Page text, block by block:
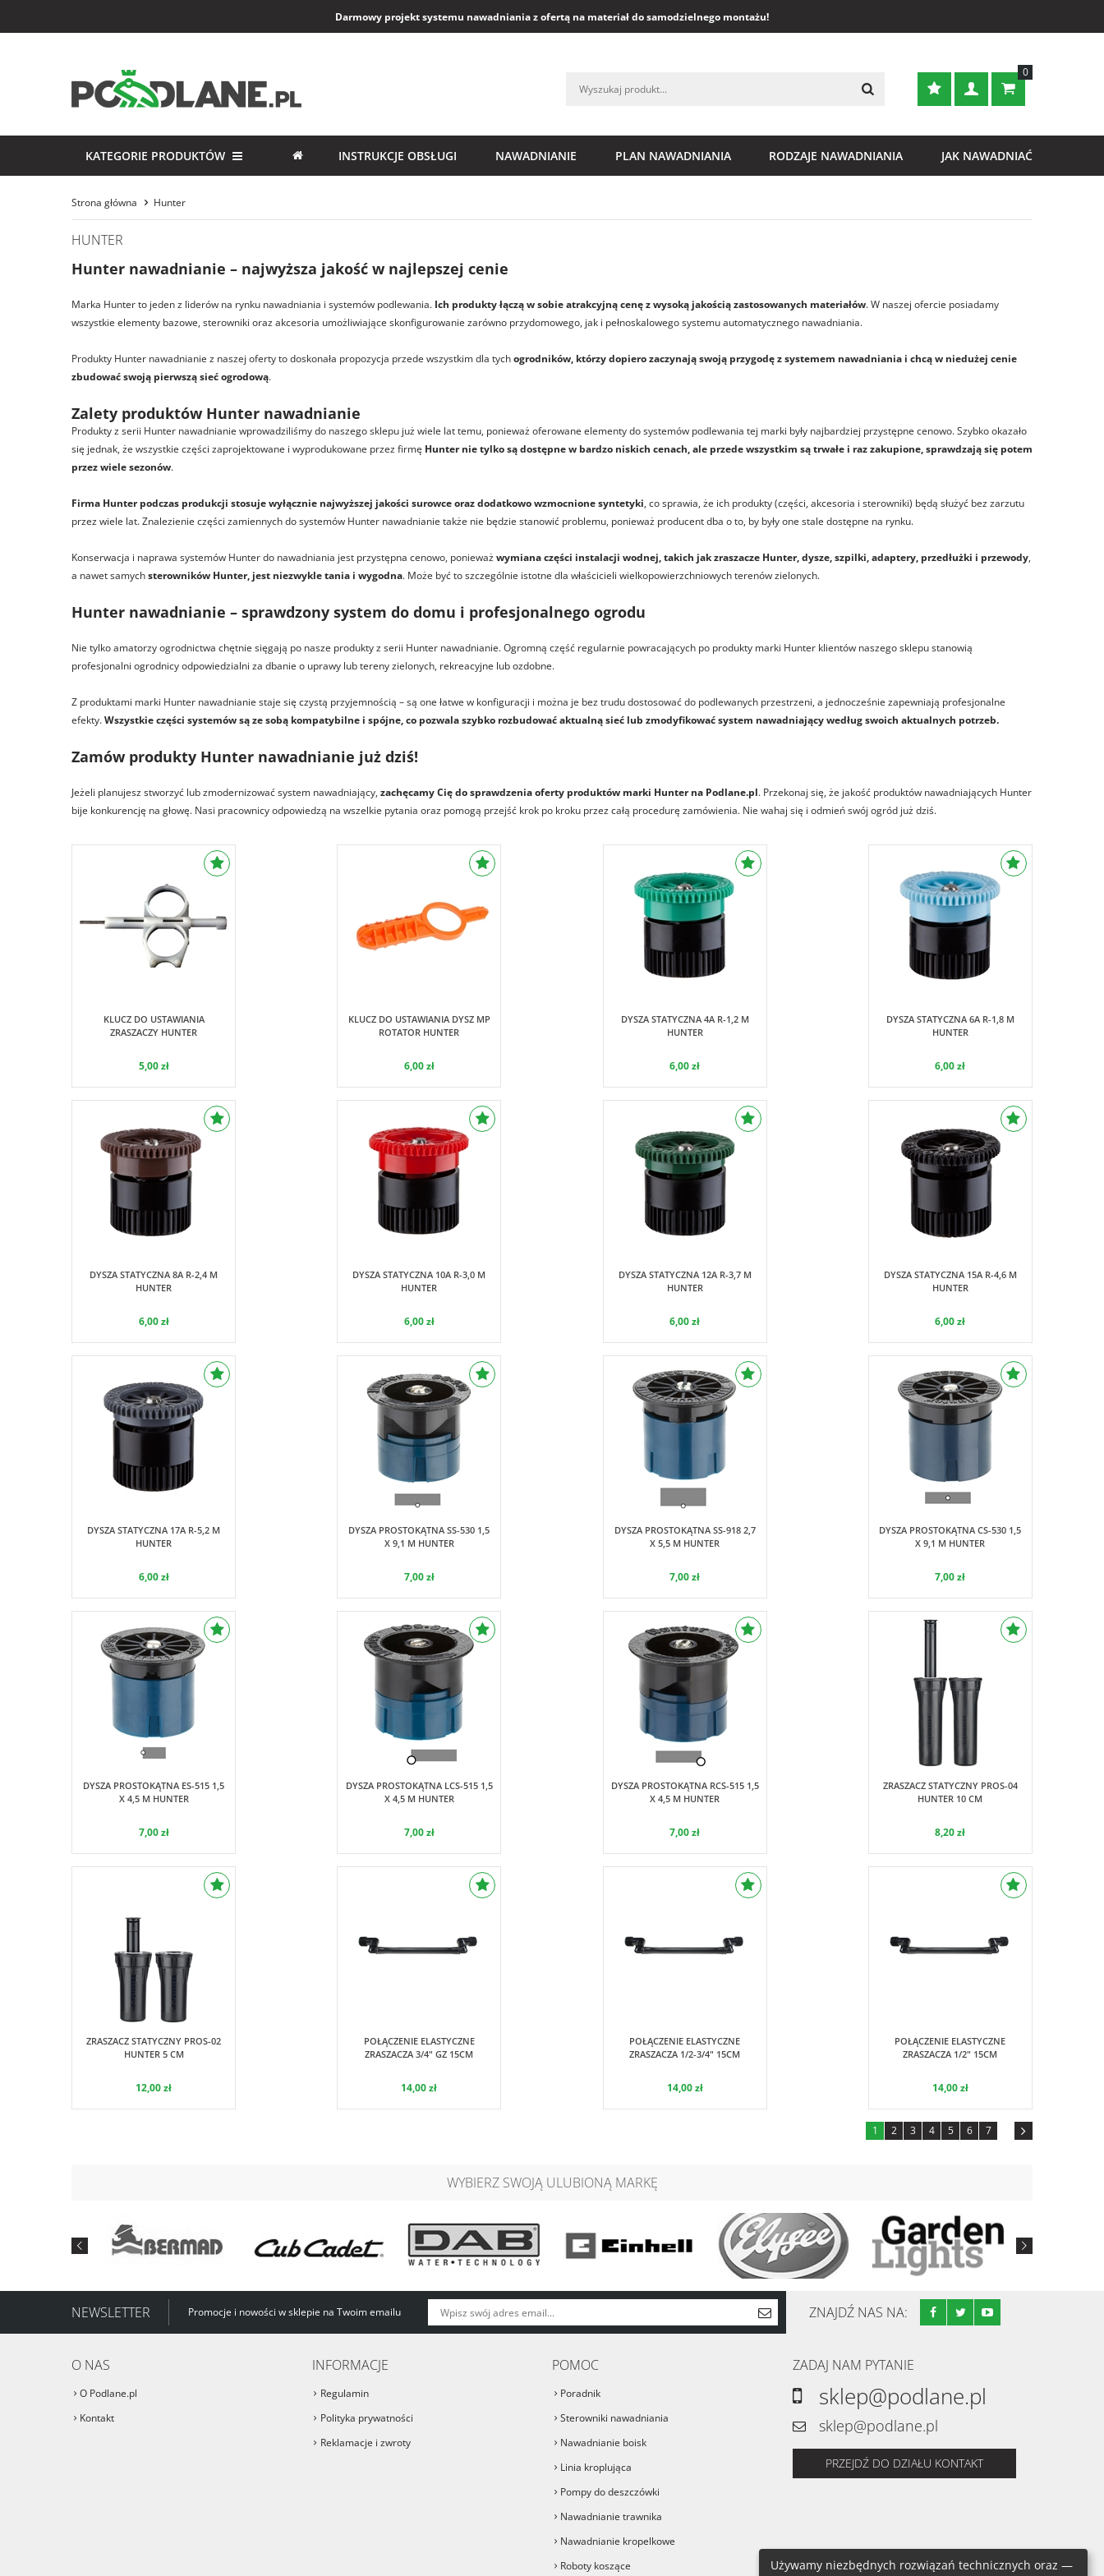
Darmowy projekt systemu nawadniania z ofertą na materiał do samodzielnego montażu!
0
KATEGORIE PRODUKTÓW INSTRUKCJE OBSŁUGI NAWADNIANIE PLAN NAWADNIANIA RODZAJE NAWADNIANIA JAK NAWADNIAĆ
Strona główna Hunter
HUNTER
Hunter nawadnianie – najwyższa jakość w najlepszej cenie
Marka Hunter to jeden z liderów na rynku nawadniania i systemów podlewania. Ich produkty łączą w sobie atrakcyjną cenę z wysoką jakością zastosowanych materiałów. W naszej ofercie posiadamy
wszystkie elementy bazowe, sterowniki oraz akcesoria umożliwiające skonfigurowanie zarówno przydomowego, jak i pełnoskalowego systemu automatycznego nawadniania.
Produkty Hunter nawadnianie z naszej oferty to doskonała propozycja przede wszystkim dla tychogrodników, którzy dopiero zaczynają swoją przygodę z systemem nawadniania i chcą w niedużej cenie
zbudować swoją pierwszą sieć ogrodową.
Zalety produktów Hunter nawadnianie
Produkty z serii Hunter nawadnianie wprowadziliśmy do naszego sklepu już wiele lat temu, ponieważ oferowane elementy do systemów podlewania tej marki były najbardziej przystępne cenowo. Szybko okazało
się jednak, że wszystkie części zaprojektowane i wyprodukowane przez firmę Hunter nie tylko są dostępne w bardzo niskich cenach, ale przede wszystkim są trwałe i raz zakupione, sprawdzają się potem
przez wiele sezonów.
Firma Hunter podczas produkcji stosuje wyłącznie najwyższej jakości surowce oraz dodatkowo wzmocnione syntetyki, co sprawia, że ich produkty (części, akcesoria i sterowniki) będą służyć bez zarzutu
przez wiele lat. Znalezienie części zamiennych do systemów Hunter nawadnianie także nie będzie stanowić problemu, ponieważ producent dba o to, by były one stale dostępne na rynku.
Konserwacja i naprawa systemów Hunter do nawadniania jest przystępna cenowo, ponieważwymiana części instalacji wodnej, takich jakzraszacze Hunter, dysze, szpilki, adaptery, przedłużki i przewody,
a nawet samychsterowników Hunter, jest niezwykle tania i wygodna. Może być to szczególnie istotne dla właścicieli wielkopowierzchniowych terenów zielonych.
Hunter nawadnianie – sprawdzony system do domu i profesjonalnego ogrodu
Nie tylko amatorzy ogrodnictwa chętnie sięgają po nasze produkty z serii Hunter nawadnianie. Ogromną część regularnie powracających po produkty marki Hunter klientów naszego sklepu stanowią
profesjonalni ogrodnicy odpowiedzialni za dbanie o uprawy lub tereny zielonych, rekreacyjne lub ozdobne.
Z produktami marki Hunter nawadnianie staje się czystą przyjemnością – są one łatwe w konfiguracji i można je bez trudu dostosować do podlewanych przestrzeni, a jednocześnie zapewniają profesjonalne
efekty.Wszystkie części systemów są ze sobą kompatybilne i spójne, co pozwala szybko rozbudować aktualną sieć lub zmodyfikować system nawadniający według swoich aktualnych potrzeb.
Zamów produkty Hunter nawadnianie już dziś!
Jeżeli planujesz stworzyć lub zmodernizować system nawadniający, zachęcamy Cię do sprawdzenia oferty produktów marki Hunter na Podlane.pl. Przekonaj się, że jakość produktów nawadniających Hunter
bije konkurencję na głowę. Nasi pracownicy odpowiedzą na wszelkie pytania oraz pomogą przejść krok po kroku przez całą procedurę zamówienia. Nie wahaj się i odmień swój ogród już dziś.
KLUCZ DO USTAWIANIA
ZRASZACZY HUNTER
5,00 zł
Hunter
KLUCZ DO USTAWIANIA DYSZ MP
ROTATOR HUNTER
6,00 zł
DYSZA STATYCZNA 4A R-1,2 M
HUNTER
6,00 zł
DYSZA STATYCZNA 6A R-1,8 M
HUNTER
6,00 zł
DYSZA STATYCZNA 8A R-2,4 M
HUNTER
6,00 zł
DYSZA STATYCZNA 10A R-3,0 M
HUNTER
6,00 zł
DYSZA STATYCZNA 12A R-3,7 M
HUNTER
6,00 zł
DYSZA STATYCZNA 15A R-4,6 M
HUNTER
6,00 zł
DYSZA STATYCZNA 17A R-5,2 M
HUNTER
6,00 zł
DYSZA PROSTOKĄTNA SS-530 1,5
X 9,1 M HUNTER
7,00 zł
Hunter
DYSZA PROSTOKĄTNA SS-918 2,7
X 5,5 M HUNTER
7,00 zł
Hunter
DYSZA PROSTOKĄTNA CS-530 1,5
X 9,1 M HUNTER
7,00 zł
Hunter
DYSZA PROSTOKĄTNA ES-515 1,5
X 4,5 M HUNTER
7,00 zł
Hunter
DYSZA PROSTOKĄTNA LCS-515 1,5
X 4,5 M HUNTER
7,00 zł
Hunter
DYSZA PROSTOKĄTNA RCS-515 1,5
X 4,5 M HUNTER
7,00 zł
Hunter
ZRASZACZ STATYCZNY PROS-04
HUNTER 10 CM
8,20 zł
Hunter
ZRASZACZ STATYCZNY PROS-02
HUNTER 5 CM
12,00 zł
Hunter
POŁĄCZENIE ELASTYCZNE
ZRASZACZA 3/4" GZ 15CM
14,00 zł
POŁĄCZENIE ELASTYCZNE
ZRASZACZA 1/2-3/4" 15CM
14,00 zł
POŁĄCZENIE ELASTYCZNE
ZRASZACZA 1/2" 15CM
14,00 zł
1 2 3 4 5 6 7
WYBIERZ SWOJĄ ULUBIONĄ MARKĘ
NEWSLETTER Promocje i nowości w sklepie na Twoim emailu ZNAJDŹ NAS NA:
O NAS
O Podlane.pl
Kontakt
INFORMACJE
Regulamin
Polityka prywatności
Reklamacje i zwroty
POMOC
Poradnik
Sterowniki nawadniania
Nawadnianie boisk
Linia kroplująca
Pompy do deszczówki
Nawadnianie trawnika
Nawadnianie kropelkowe
Roboty koszące
ZADAJ NAM PYTANIE
sklep@podlane.pl
sklep@podlane.pl
PRZEJDŹ DO DZIAŁU KONTAKT
Używamy niezbędnych rozwiązań technicznych oraz —